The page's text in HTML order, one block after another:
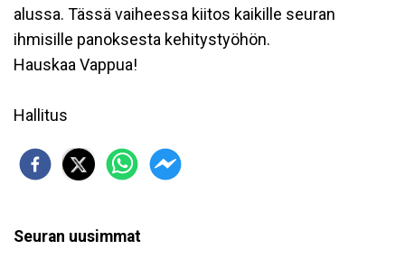
alussa. Tässä vaiheessa kiitos kaikille seuran
ihmisille panoksesta kehitystyöhön.
Hauskaa Vappua!
Hallitus
Seuran uusimmat